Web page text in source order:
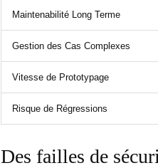
Maintenabilité Long Terme
Gestion des Cas Complexes
Vitesse de Prototypage
Risque de Régressions
Des failles de